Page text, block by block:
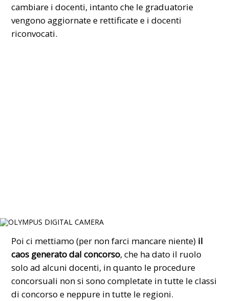
cambiare i docenti, intanto che le graduatorie
vengono aggiornate e rettificate e i docenti
riconvocati.
Poi ci mettiamo (per non farci mancare niente) il
caos generato dal concorso, che ha dato il ruolo
solo ad alcuni docenti, in quanto le procedure
concorsuali non si sono completate in tutte le classi
di concorso e neppure in tutte le regioni.